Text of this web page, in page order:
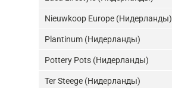
Nieuwkoop Europe (Нидерланды)
Plantinum (Нидерланды)
Pottery Pots (Нидерланды)
Ter Steege (Нидерланды)